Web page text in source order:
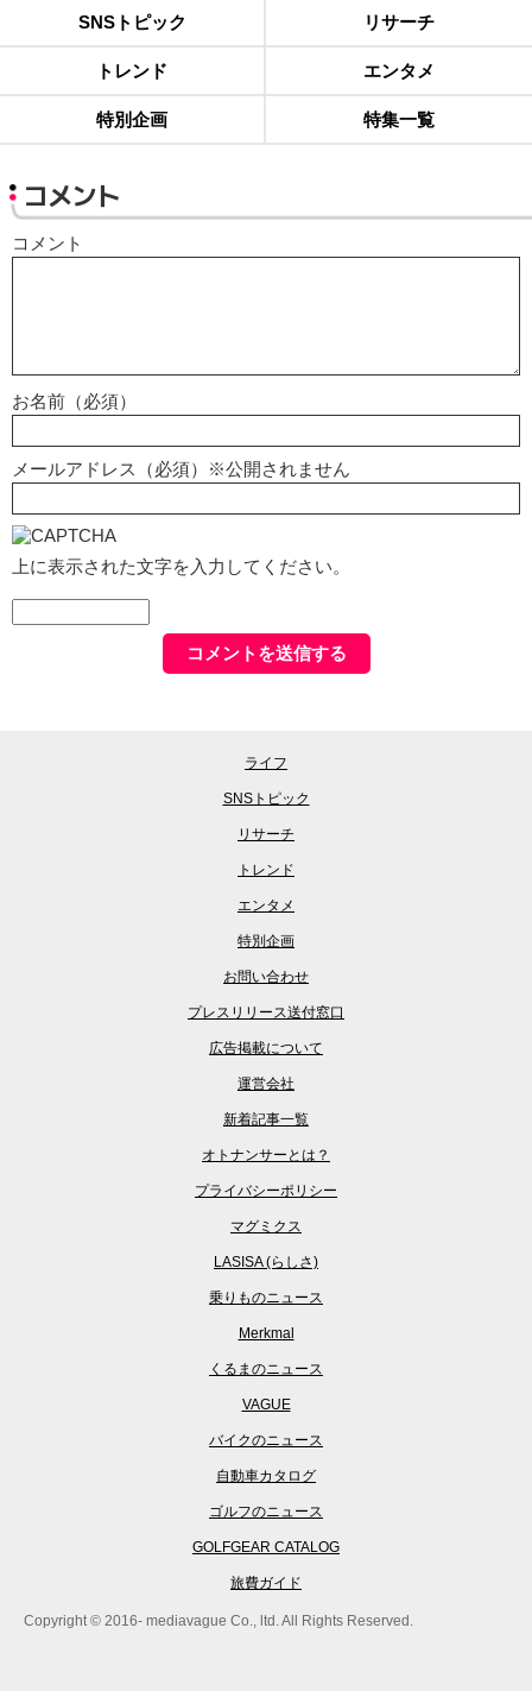
SNSトピック リサーチ
トレンド エンタメ
特別企画 特集一覧
コメント
コメント
お名前（必須）
メールアドレス（必須）※公開されません
上に表示された文字を入力してください。
ライフ
SNSトピック
リサーチ
トレンド
エンタメ
特別企画
お問い合わせ
プレスリリース送付窓口
広告掲載について
運営会社
新着記事一覧
オトナンサーとは？
プライバシーポリシー
マグミクス
LASISA (らしさ)
乗りものニュース
Merkmal
くるまのニュース
VAGUE
バイクのニュース
自動車カタログ
ゴルフのニュース
GOLFGEAR CATALOG
旅費ガイド
Copyright © 2016- mediavague Co., ltd. All Rights Reserved.